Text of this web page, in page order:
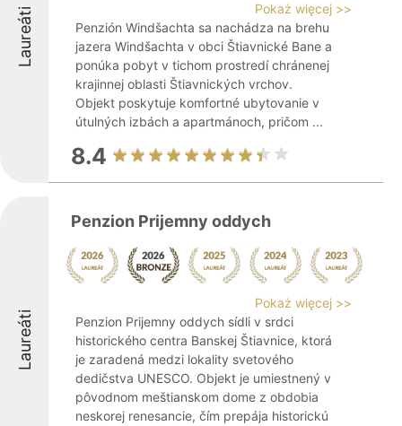
Laureáti
Pokaż więcej >>
Penzión Windšachta sa nachádza na brehu
jazera Windšachta v obci Štiavnické Bane a
ponúka pobyt v tichom prostredí chránenej
krajinnej oblasti Štiavnických vrchov.
Objekt poskytuje komfortné ubytovanie v
útulných izbách a apartmánoch, pričom ...
8.4
Laureáti
Penzion Prijemny oddych
Pokaż więcej >>
Penzion Prijemny oddych sídli v srdci
historického centra Banskej Štiavnice, ktorá
je zaradená medzi lokality svetového
dedičstva UNESCO. Objekt je umiestnený v
pôvodnom meštianskom dome z obdobia
neskorej renesancie, čím prepája historickú